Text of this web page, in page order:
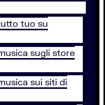
tuo su
sugli store
sui siti di